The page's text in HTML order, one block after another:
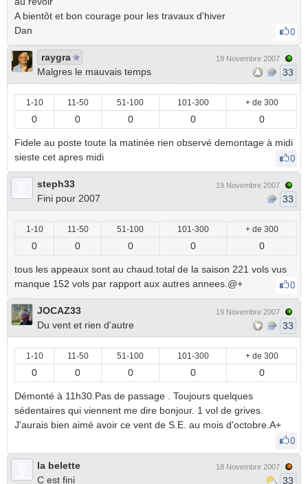
A bientôt et bon courage pour les travaux d'hiver
Dan
0
raygra
Malgres le mauvais temps
19 Novembre 2007
33
1-10 11-50 51-100 101-300 + de 300
0 0 0 0 0
Fidele au poste toute la matinée rien observé demontage à midi
sieste cet apres midi
0
steph33
Fini pour 2007
19 Novembre 2007
33
1-10 11-50 51-100 101-300 + de 300
0 0 0 0 0
tous les appeaux sont au chaud.total de la saison 221 vols vus
manque 152 vols par rapport aux autres annees.@+
0
JOCAZ33
Du vent et rien d'autre
19 Novembre 2007
33
1-10 11-50 51-100 101-300 + de 300
0 0 0 0 0
Démonté à 11h30.Pas de passage . Toujours quelques
sédentaires qui viennent me dire bonjour. 1 vol de grives.
J'aurais bien aimé avoir ce vent de S.E. au mois d'octobre.A+
0
la belette
C est fini
18 Novembre 2007
33